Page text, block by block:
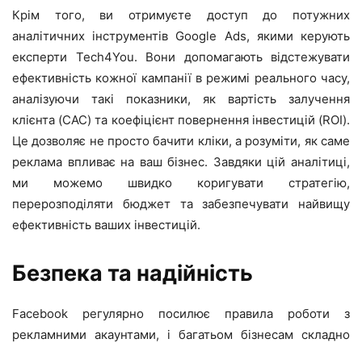
Крім того, ви отримуєте доступ до потужних
аналітичних інструментів Google Ads, якими керують
експерти Tech4You. Вони допомагають відстежувати
ефективність кожної кампанії в режимі реального часу,
аналізуючи такі показники, як вартість залучення
клієнта (CAC) та коефіцієнт повернення інвестицій (ROI).
Це дозволяє не просто бачити кліки, а розуміти, як саме
реклама впливає на ваш бізнес. Завдяки цій аналітиці,
ми можемо швидко коригувати стратегію,
перерозподіляти бюджет та забезпечувати найвищу
ефективність ваших інвестицій.
Безпека та надійність
Facebook регулярно посилює правила роботи з
рекламними акаунтами, і багатьом бізнесам складно